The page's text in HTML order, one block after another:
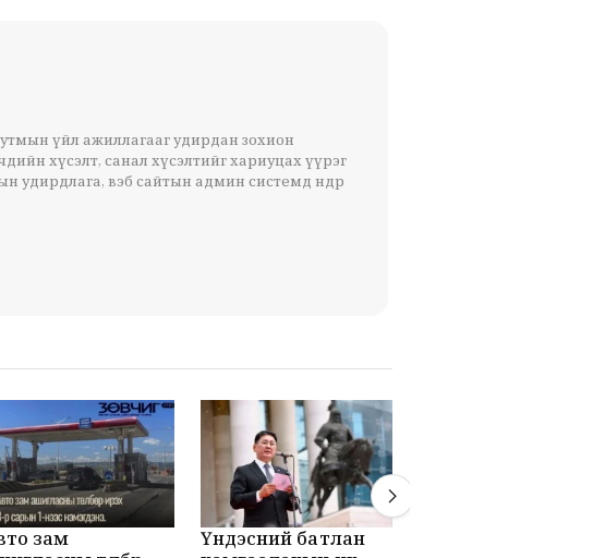
үйл ажиллагааг удирдан зохион
хүсэлт, санал хүсэлтийг хариуцах үүрэг
удирдлага, вэб сайтын админ системд өндөр
зам
Үндэсний батлан